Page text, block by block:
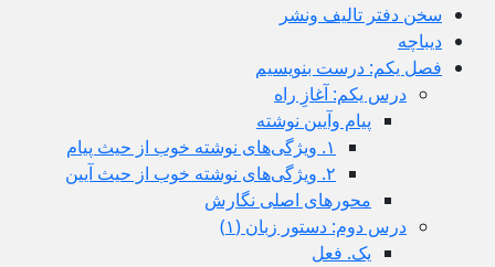
سخن دفتر تالیف ونشر
دیباچه
فصل یکم: درست بنویسیم
درس يكم: آغازِ راه
پیام وآیین نوشته
١. ویژگی‌های نوشته خوب از حیث پیام
٢. ویژگی‌های نوشته خوب از حیث آیین
محورهای اصلی نگارش
درس دوم: دستور زبان (١)
یک. فعل